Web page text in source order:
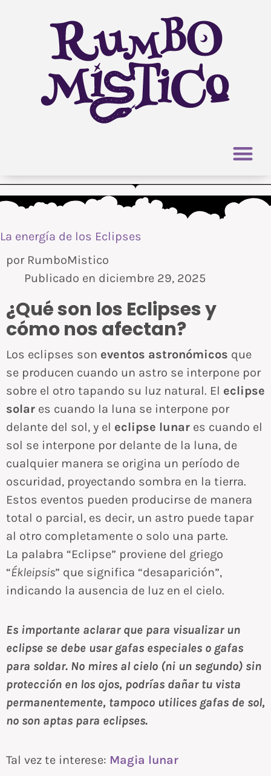
La energía de los Eclipses
porRumboMistico
Publicado en diciembre 29, 2025
¿Qué son los Eclipses y
cómo nos afectan?
Los eclipses son eventos astronómicos que
se producen cuando un astro se interpone por
sobre el otro tapando su luz natural. El eclipse
solar es cuando la luna se interpone por
delante del sol, y el eclipse lunar es cuando el
sol se interpone por delante de la luna, de
cualquier manera se origina un período de
oscuridad, proyectando sombra en la tierra.
Estos eventos pueden producirse de manera
total o parcial, es decir, un astro puede tapar
al otro completamente o solo una parte.
La palabra “Eclipse” proviene del griego
“Ékleipsis” que significa “desaparición”,
indicando la ausencia de luz en el cielo.
Es importante aclarar que para visualizar un
eclipse se debe usar gafas especiales o gafas
para soldar. No mires al cielo (ni un segundo) sin
protección en los ojos, podrías dañar tu vista
permanentemente, tampoco utilices gafas de sol,
no son aptas para eclipses.
Tal vez te interese: Magia lunar